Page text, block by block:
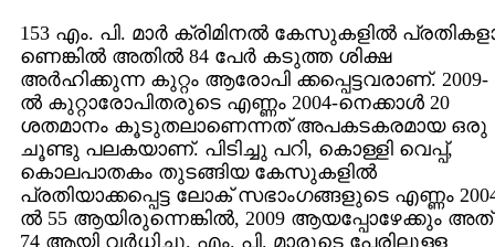
153 എം. പി. മാര്‍ ക്രിമിനല്‍ കേസുകളില്‍
ണെങ്കില്‍ അതില്‍ 84 പേര്‍ കടുത്ത ശിക്ഷ
അര്‍ഹിക്കുന്ന കുറ്റം ആരോപി ക്കപ്പെട്ടവരാണ്‌. 2009-
ല്‍ കുറ്റാരോപിതരുടെ എണ്ണം 2004-നെക്കാള്‍ 20
ശതമാനം കൂടുതലാണെന്നത്‌ അപകടകരമായ ഒരു
ചൂണ്ടു പലകയാണ്‌. പിടിച്ചു പറി, കൊള്ളി വെപ്പ്‌,
കൊലപാതകം തുടങ്ങിയ കേസുകളില്‍
പ്രതിയാക്കപ്പെട്ട ലോക്‌ സഭാംഗങ്ങളുടെ എണ്ണം
ല്‍ 55 ആയിരുന്നെങ്കില്‍, 2009 ആയപ്പോഴേക്കും അത്‌
74 ആയി വര്‍ധിച്ചു. എം. പി. മാരുടെ പേരിലുള്ള